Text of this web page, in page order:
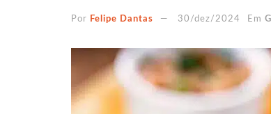
Por Felipe Dantas 30/dez/2024 Em